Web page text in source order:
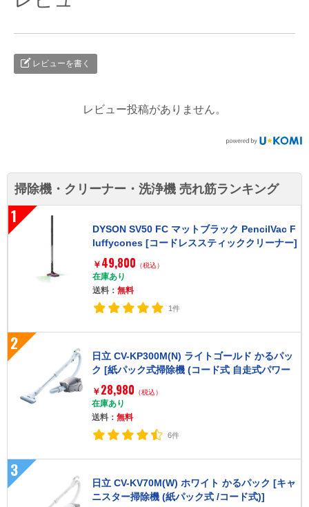
レビューを書く
レビュー投稿がありません。
掃除機・クリーナー・洗浄機 売れ筋ランキング
1
DYSON SV50 FC マットブラック PencilVac F
luffycones [コードレススティッククリーナー]
￥ 49,800 （税込）
在庫あり
送料：無料
1件
2
日立 CV-KP300M(N) ライトゴールド かるパッ
ク [紙パック式掃除機 (コード式 自走式パワー
ブラシタイプ)]
￥ 28,980 （税込）
在庫あり
送料：無料
6件
3
日立 CV-KV70M(W) ホワイト かるパック [キャ
ニスター掃除機 (紙パック式 /コード式)]